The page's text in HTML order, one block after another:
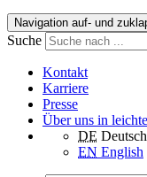
Navigation auf- und
Suche
Kontakt
Karriere
Presse
Über uns in
DE Deutsch
EN English